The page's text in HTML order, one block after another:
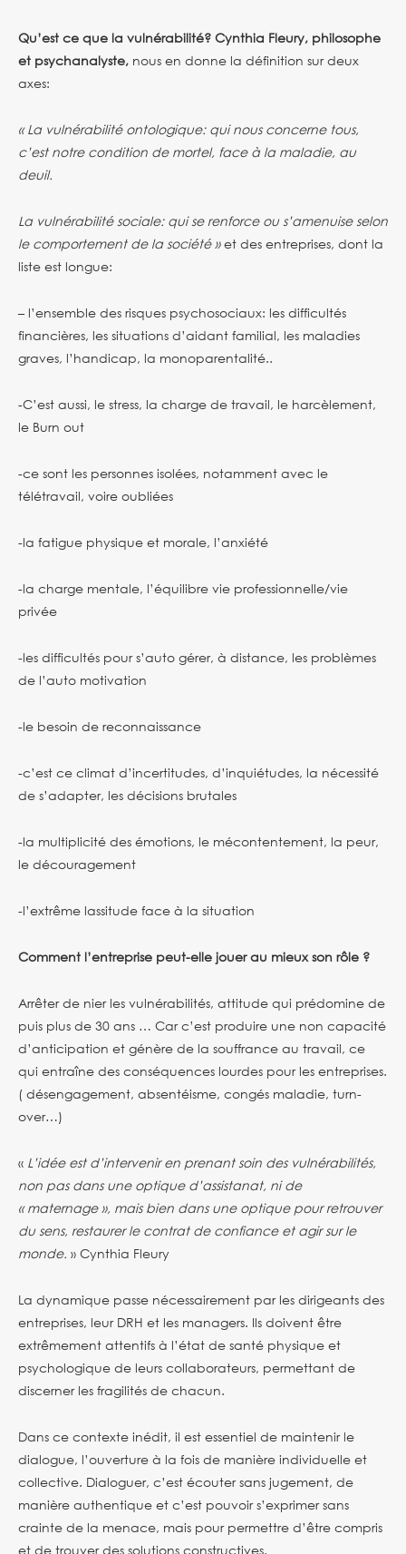
Qu’est ce que la vulnérabilité? Cynthia Fleury, philosophe
et psychanalyste, nous en donne la définition sur deux
axes:
« La vulnérabilité ontologique: qui nous concerne tous,
c’est notre condition de mortel, face à la maladie, au
deuil.
La vulnérabilité sociale: qui se renforce ou s’amenuise selon
le comportement de la société »et des entreprises, dont la
liste est longue:
– l’ensemble des risques psychosociaux: les difficultés
financières, les situations d’aidant familial, les maladies
graves, l’handicap, la monoparentalité..
-C’est aussi, le stress, la charge de travail, le harcèlement,
le Burn out
-ce sont les personnes isolées, notamment avec le
télétravail, voire oubliées
-la fatigue physique et morale, l’anxiété
-la charge mentale, l’équilibre vie professionnelle/vie
privée
-les difficultés pour s’auto gérer, à distance, les problèmes
de l’auto motivation
-le besoin de reconnaissance
-c’est ce climat d’incertitudes, d’inquiétudes, la nécessité
de s’adapter, les décisions brutales
-la multiplicité des émotions, le mécontentement, la peur,
le découragement
-l’extrême lassitude face à la situation
Comment l’entreprise peut-elle jouer au mieux son rôle ?
Arrêter de nier les vulnérabilités, attitude qui prédomine de
puis plus de 30 ans … Car c’est produire une non capacité
d’anticipation et génère de la souffrance au travail, ce
qui entraîne des conséquences lourdes pour les entreprises.
( désengagement, absentéisme, congés maladie, turn-
over…)
« L’idée est d’intervenir en prenant soin des vulnérabilités,
non pas dans une optique d’assistanat, ni de
« maternage », mais bien dans une optique pour retrouver
du sens, restaurer le contrat de confiance et agir sur le
monde. » Cynthia Fleury
La dynamique passe nécessairement par les dirigeants des
entreprises, leur DRH et les managers. Ils doivent être
extrêmement attentifs à l’état de santé physique et
psychologique de leurs collaborateurs, permettant de
discerner les fragilités de chacun.
Dans ce contexte inédit, il est essentiel de maintenir le
dialogue, l’ouverture à la fois de manière individuelle et
collective. Dialoguer, c’est écouter sans jugement, de
manière authentique et c’est pouvoir s’exprimer sans
crainte de la menace, mais pour permettre d’être compris
et de trouver des solutions constructives.